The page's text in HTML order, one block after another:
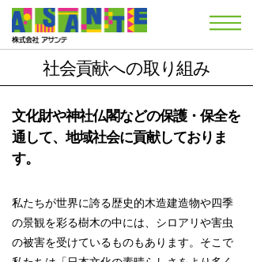
社会貢献への取り組み
文化財や神社仏閣などの保護・保全を
通して、地域社会に貢献しておりま
す。
私たちが世界に誇る歴史的木造建造物や四季
の景観を彩る樹木の中には、シロアリや害虫
の被害を受けているものもあります。そこで